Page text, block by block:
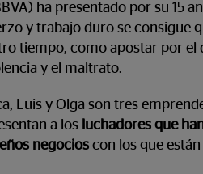
ha presentado por su 15
y trabajo duro se consigue
tiempo, como apostar por
y el maltrato.
Luis y Olga son tres
a los luchadores que
negocios con los que